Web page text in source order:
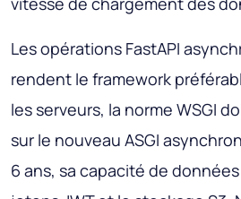
Les opérations FastAPI
rendent le framework
les serveurs, la norme WSGI
sur le nouveau ASGI
6 ans, sa capacité de